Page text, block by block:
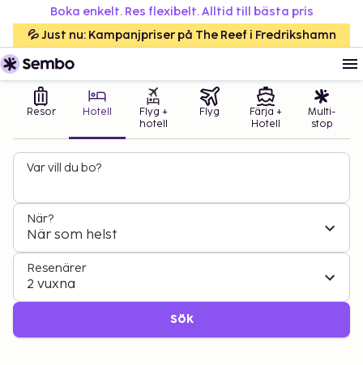
Boka enkelt. Res flexibelt. Alltid till bästa pris
💦 Just nu: Kampanjpriser på The Reef i Fredrikshamn
Resor Hotell
Flyg +
hotell
Flyg
Färja +
Hotell
Multi-
stop
Var vill du bo?
När?
När som helst
Resenärer
2 vuxna
Sök